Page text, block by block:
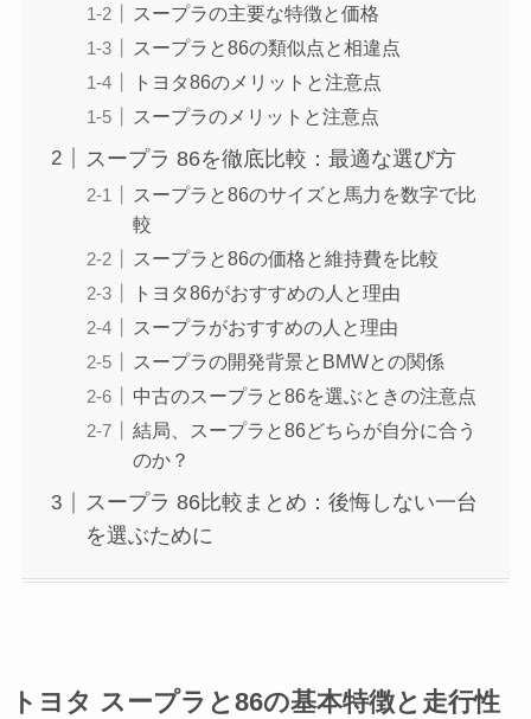
スープラの主要な特徴と価格
スープラと86の類似点と相違点
トヨタ86のメリットと注意点
スープラのメリットと注意点
スープラ 86を徹底比較：最適な選び方
スープラと86のサイズと馬力を数字で比
較
スープラと86の価格と維持費を比較
トヨタ86がおすすめの人と理由
スープラがおすすめの人と理由
スープラの開発背景とBMWとの関係
中古のスープラと86を選ぶときの注意点
結局、スープラと86どちらが自分に合う
のか？
スープラ 86比較まとめ：後悔しない一台
を選ぶために
トヨタ スープラと86の基本特徴と走行性